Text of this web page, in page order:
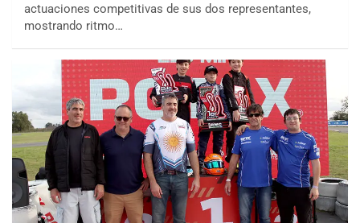
actuaciones competitivas de sus dos representantes,
mostrando ritmo…